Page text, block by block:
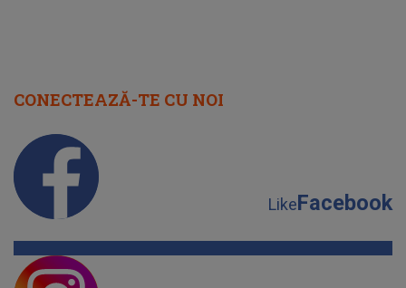
CONECTEAZĂ-TE CU NOI
LikeFacebook